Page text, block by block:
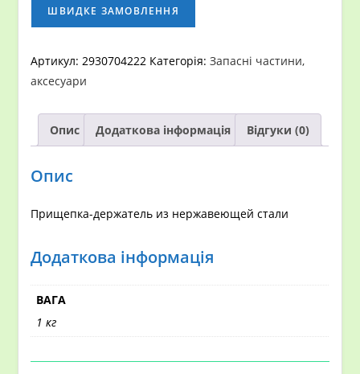
нержавеющей
кількість
ШВИДКЕ ЗАМОВЛЕННЯ
Артикул:2930704222 Категорія:Запасні частини,
аксесуари
Опис Додаткова інформація Відгуки (0)
Опис
Прищепка-держатель из нержавеющей стали
Додаткова інформація
ВАГА
1 кг